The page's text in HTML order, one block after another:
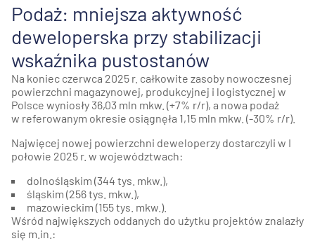
Podaż: mniejsza aktywność
deweloperska przy stabilizacji
wskaźnika pustostanów
Na koniec czerwca 2025 r. całkowite zasoby nowoczesnej
powierzchni magazynowej, produkcyjnej i logistycznej w
Polsce wyniosły 36,03 mln mkw. (+7% r/r), a nowa podaż
w referowanym okresie osiągnęła 1,15 mln mkw. (-30% r/r).
Najwięcej nowej powierzchni deweloperzy dostarczyli w I
połowie 2025 r. w województwach:
dolnośląskim (344 tys. mkw.),
śląskim (256 tys. mkw.),
mazowieckim (155 tys. mkw.).
Wśród największych oddanych do użytku projektów znalazły
się m.in.: